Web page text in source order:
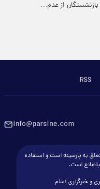
از عدم…
RSS
info@parsine.com
به پارسینه است و استفاده
است.
و خبرگزاری آسام